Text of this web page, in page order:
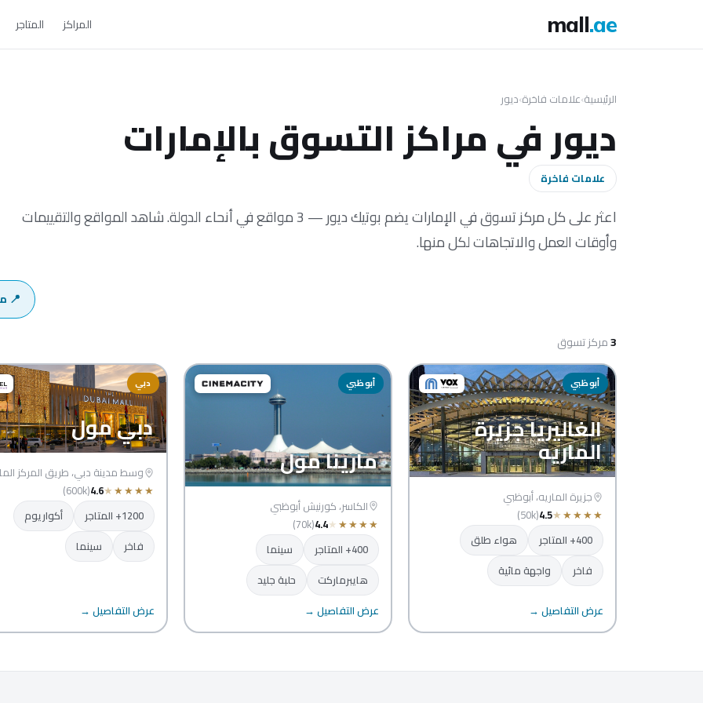
mall.ae المراكز المتاجر
الرئيسية›علامات فاخرة›ديور
ديور في مراكز التسوق بالإمارات
علامات فاخرة
اعثر على كل مركز تسوق في الإمارات يضم بوتيك ديور — 3 مواقع في أنحاء الدولة. شاهد المواقع والتقييمات
وأوقات العمل والاتجاهات لكل منها.
📍
3مركز تسوق
أبوظبي
الغاليريا جزيرة
الماريه
جزيرة الماريه، أبوظبي
★
★
★
★
★
4.5
(50k)
400+ المتاجر
هواء طلق
فاخر
واجهة مائية
عرض التفاصيل →
أبوظبي
مارينا مول
الكاسر، كورنيش أبوظبي
★
★
★
★
★
4.4
(70k)
400+ المتاجر
سينما
هايبرماركت
حلبة جليد
عرض التفاصيل →
دبي
دبي مول
وسط مدينة دبي، طريق المركز
★
★
★
★
★
4.6
(600k)
1200+ المتاجر
أكواريوم
فاخر
سينما
عرض التفاصيل →